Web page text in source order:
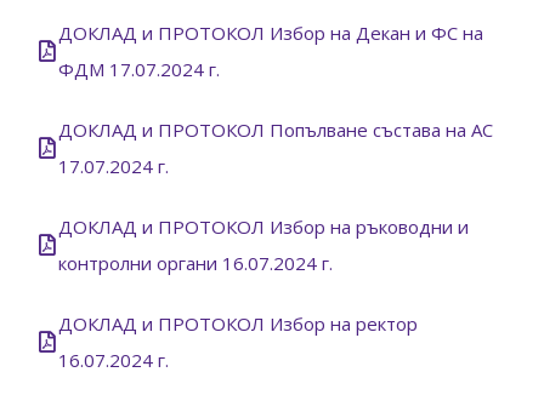
ДОКЛАД и ПРОТОКОЛ Избор на Декан и ФС на
ФДМ 17.07.2024 г.
ДОКЛАД и ПРОТОКОЛ Попълване състава на АС
17.07.2024 г.
ДОКЛАД и ПРОТОКОЛ Избор на ръководни и
контролни органи 16.07.2024 г.
ДОКЛАД и ПРОТОКОЛ Избор на ректор
16.07.2024 г.